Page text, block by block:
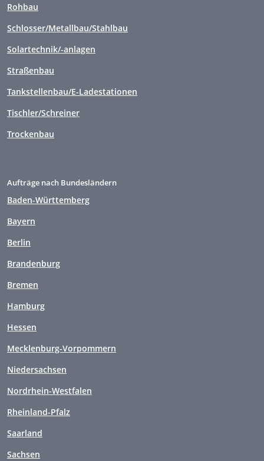
Rohbau
Schlosser/Metallbau/Stahlbau
Solartechnik/-anlagen
Straßenbau
Tankstellenbau/E-Ladestationen
Tischler/Schreiner
Trockenbau
Aufträge nach Bundesländern
Baden-Württemberg
Bayern
Berlin
Brandenburg
Bremen
Hamburg
Hessen
Mecklenburg-Vorpommern
Niedersachsen
Nordrhein-Westfalen
Rheinland-Pfalz
Saarland
Sachsen